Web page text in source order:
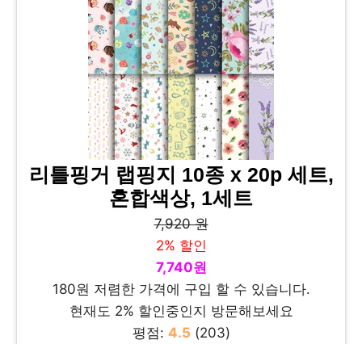
리틀핑거 랩핑지 10종 x 20p 세트,
혼합색상, 1세트
7,920 원
2% 할인
7,740원
180원 저렴한 가격에 구입 할 수 있습니다.
현재도 2% 할인중인지 방문해보세요
평점: 4.5 (203)